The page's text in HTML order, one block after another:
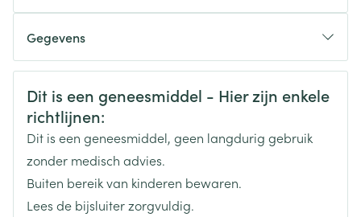
Gegevens
CNK
3099348
Organisaties
Merken Boiron
Breedte 17 mm
Veiligheidsinformatie
Dit is een geneesmiddel - Hier zijn enkele
richtlijnen:
Dit is een geneesmiddel, geen langdurig gebruik
zonder medisch advies.
Buiten bereik van kinderen bewaren.
Lees de bijsluiter zorgvuldig.